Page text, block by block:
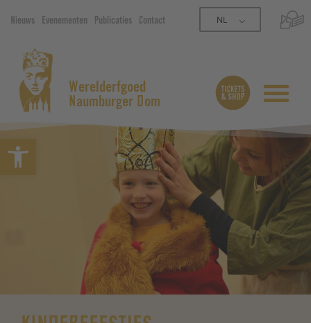
Open werkbalk
Nieuws Evenementen Publicaties Contact NL
Werelderfgoed
Naumburger Dom